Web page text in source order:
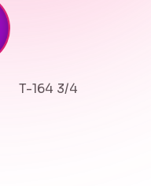
T-164 3/4